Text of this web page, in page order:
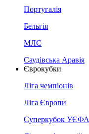
Португалія
Бельгія
МЛС
Саудівська Аравія
Єврокубки
Ліга чемпіонів
Ліга Європи
Суперкубок УЄФА